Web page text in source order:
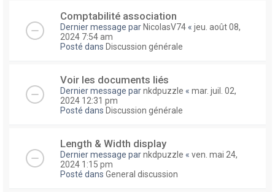
Comptabilité association
Dernier message par NicolasV74 « jeu. août 08,
2024 7:54 am
Posté dans Discussion générale
Voir les documents liés
Dernier message parnkdpuzzle « mar. juil. 02,
2024 12:31 pm
Posté dans Discussion générale
Length & Width display
Dernier message parnkdpuzzle « ven. mai 24,
2024 1:15 pm
Posté dans General discussion